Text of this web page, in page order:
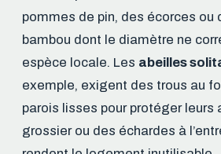
pommes de pin, des écorces ou
bambou dont le diamètre ne
espèce locale. Les abeilles
exemple, exigent des trous au
parois lisses pour protéger leurs
grossier ou des échardes à